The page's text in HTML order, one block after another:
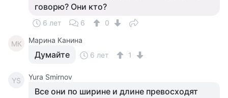
говорю? Они кто?
6 лет 6 0
МК Марина Канина
Думайте 6 лет 1
YS Yura Smirnov
Все они по ширине и длине превосходят